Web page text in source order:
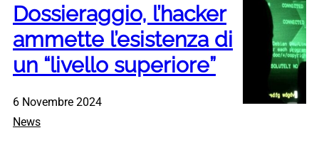
Dossieraggio, l’hacker
ammette l’esistenza di
un “livello superiore”
6 Novembre 2024
News